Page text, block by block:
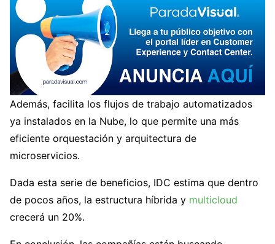
Además, facilita los flujos de trabajo automatizados
ya instalados en la Nube, lo que permite una más
eficiente orquestación y arquitectura de
microservicios.
Dada esta serie de beneficios, IDC estima que dentro
de pocos años, la estructura híbrida y multicloud
crecerá un 20%.